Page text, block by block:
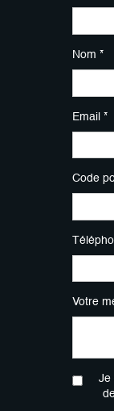
Nom *
Email *
Code
Votre
Je